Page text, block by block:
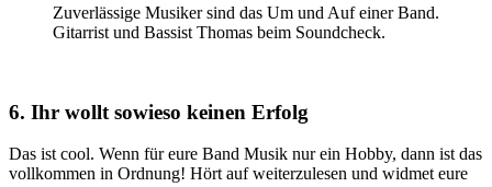
Zuverlässige Musiker sind das Um und Auf einer Band.
Gitarrist und Bassist Thomas beim Soundcheck.
6. Ihr wollt sowieso keinen Erfolg
Das ist cool. Wenn für eure Band Musik nur ein Hobby, dann ist das
vollkommen in Ordnung! Hört auf weiterzulesen und widmet eure